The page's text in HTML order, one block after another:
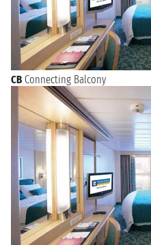
CB Connecting Balcony